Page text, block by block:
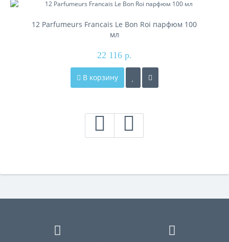
12 Parfumeurs Francais Le Bon Roi парфюм 100
мл
22 116 р.
В корзину